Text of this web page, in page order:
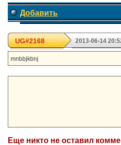
Добавить
UG#2168 2013-06-14
mnbbjkbnj
Еще никто не оставил